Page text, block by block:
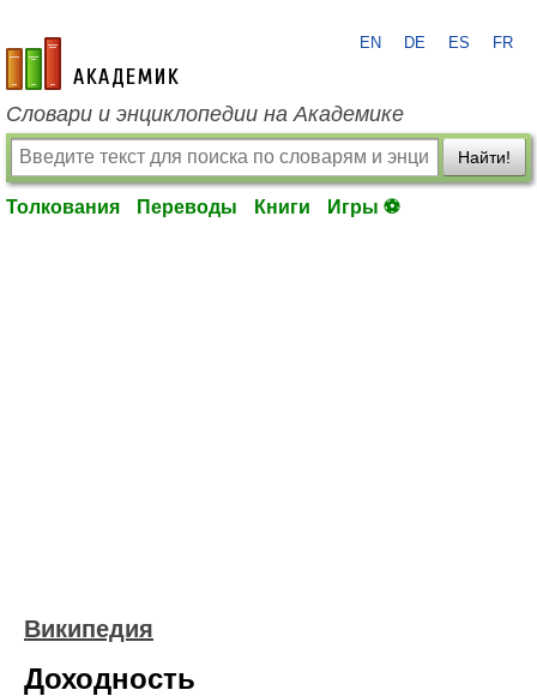
academic.ru
EN DE ES FR
Словари и энциклопедии на Академике
Найти!
Толкования Переводы Книги Игры ⚽
Википедия
Доходность